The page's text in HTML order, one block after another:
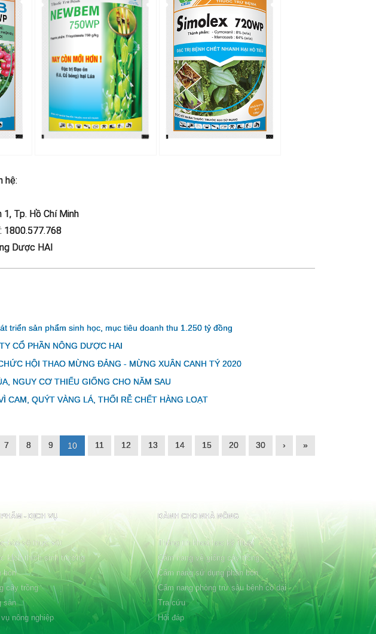
hệ:
Tp. Hồ Chí Minh
Dược HAI
triển sản phẩm sinh học, mục tiêu doanh thu 1.250 tỷ đồng
CỔ PHẦN NÔNG DƯỢC HAI
HỘI THAO MỪNG ĐẢNG - MỪNG XUÂN CANH TÝ 2020
NGUY CƠ THIẾU GIỐNG CHO NĂM SAU
CAM, QUÝT VÀNG LÁ, THỐI RỄ CHẾT HÀNG LOẠT
7 8 9 10 11 12 13 14 15 20 30 › »
- DỊCH VỤ
bảo vệ thực vật
kích thích sinh trưởng
bón
cây trồng
sản
vụ nông nghiệp
DÀNH CHO NHÀ NÔNG
Thông tin khoa học kỹ thuật
Cẩm nang về giống cây trồng
Cẩm nang sử dụng phân bón
Cẩm nang phòng trừ sâu bệnh cỏ dại
Tra cứu
Hỏi đáp